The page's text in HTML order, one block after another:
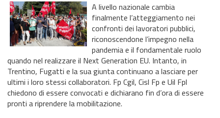
A livello nazionale cambia
finalmente l’atteggiamento nei
confronti dei lavoratori pubblici,
riconoscendone l’impegno nella
pandemia e il fondamentale ruolo
quando nel realizzare il Next Generation EU. Intanto, in
Trentino, Fugatti e la sua giunta continuano a lasciare per
ultimi i loro stessi collaboratori. Fp Cgil, Cisl Fp e Uil Fpl
chiedono di essere convocati e dichiarano fin d’ora di essere
pronti a riprendere la mobilitazione.